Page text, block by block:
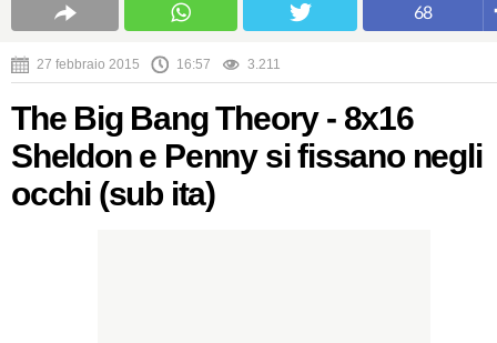
68
27 febbraio 2015 16:57 3.211
The Big Bang Theory - 8x16
Sheldon e Penny si fissano negli
occhi (sub ita)